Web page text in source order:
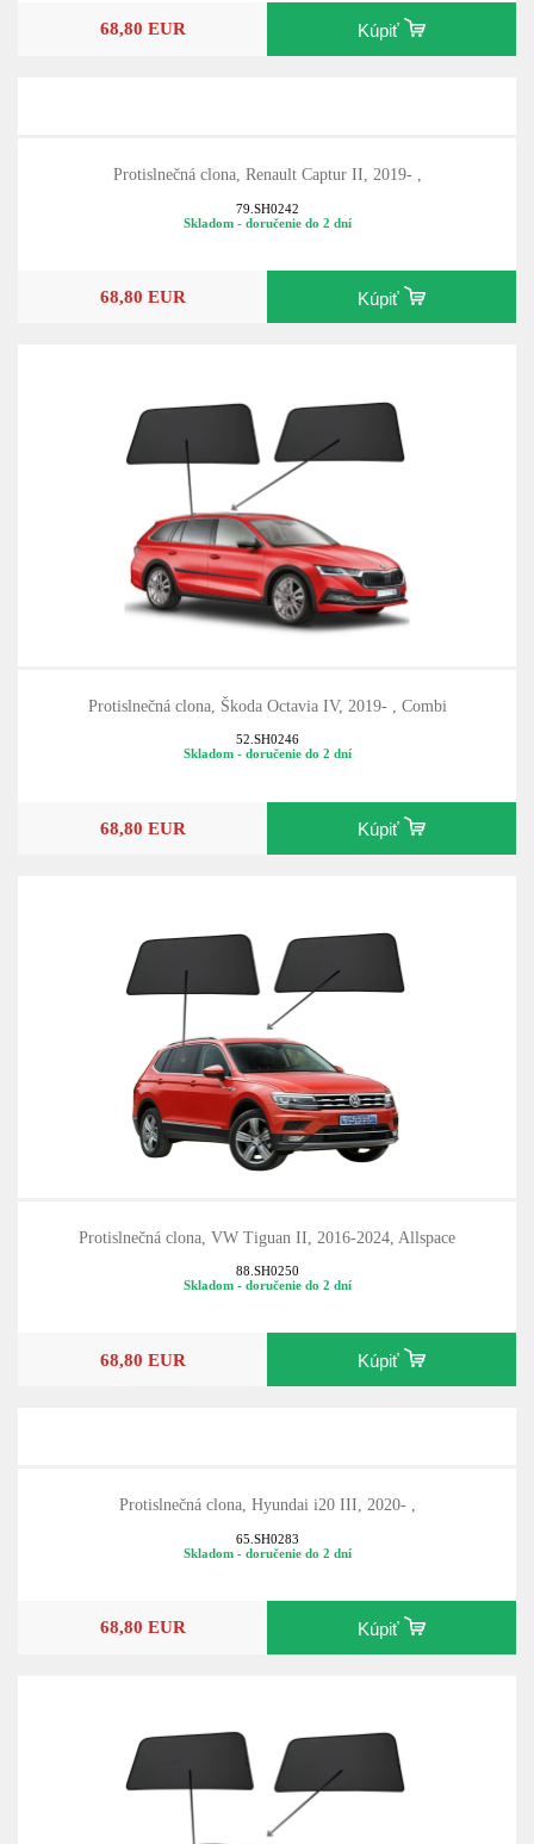
68,80 EUR Kúpiť
Protislnečná clona, Renault Captur II, 2019- ,
79.SH0242
Skladom - doručenie do 2 dní
68,80 EUR Kúpiť
Protislnečná clona, Škoda Octavia IV, 2019- , Combi
52.SH0246
Skladom - doručenie do 2 dní
68,80 EUR Kúpiť
Protislnečná clona, VW Tiguan II, 2016-2024, Allspace
88.SH0250
Skladom - doručenie do 2 dní
68,80 EUR Kúpiť
Protislnečná clona, Hyundai i20 III, 2020- ,
65.SH0283
Skladom - doručenie do 2 dní
68,80 EUR Kúpiť